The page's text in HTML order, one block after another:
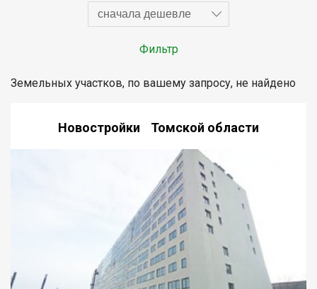
сначала дешевле
Фильтр
Земельных участков, по вашему запросу, не найдено
Новостройки Томской области